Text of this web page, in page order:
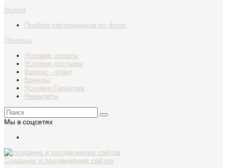
Услуги
Подбор светильников по фото
Помощь
Условия оплаты
Условия доставки
Вопрос - ответ
Бренды
Условия Гарантии
Реквизиты
Мы в соцсетях
Создание и продвижение сайтов